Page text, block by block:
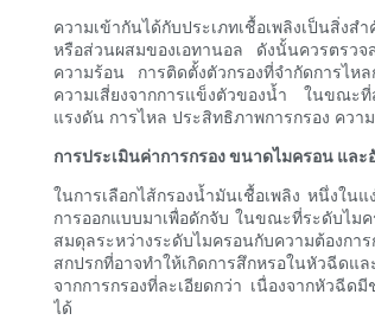
ความเข้ากันได้กับประเภทเชื้อเพลิงเป็นสิ่ง
หรือส่วนผสมของเอทานอล ดังนั้นควรตรวจ
ความร้อน การติดตั้งตัวกรองที่จำกัดการไห
ความเสี่ยงจากการแข็งตัวของน้ำ ในขณะ
แรงดัน การไหล ประสิทธิภาพการกรอง คว
การประเมินค่าการกรอง ขนาดไมครอน และ
ในการเลือกไส้กรองน้ำมันเชื้อเพลิง หนึ่งใ
การออกแบบมาเพื่อดักจับ ในขณะที่ระดับไม
สมดุลระหว่างระดับไมครอนกับความต้องก
สกปรกที่อาจทำให้เกิดการสึกหรอในหัวฉีด
จากการกรองที่ละเอียดกว่า เนื่องจากหัวฉีด
ได้